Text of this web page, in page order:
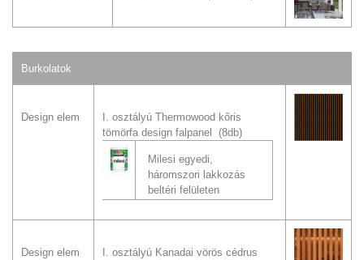
Burkolatok
Design elem
I. osztályú Thermowood kőris
tömörfa design falpanel (8db)
Milesi egyedi,
háromszori lakkozás
beltéri felületen
Design elem
I. osztályú Kanadai vörös cédrus